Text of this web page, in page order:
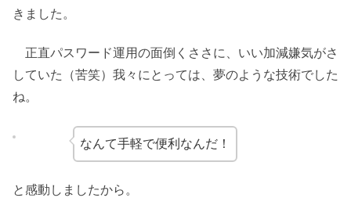
きました。
正直パスワード運用の面倒くささに、いい加減嫌気がさ
していた（苦笑）我々にとっては、夢のような技術でした
ね。
なんて手軽で便利なんだ！
と感動しましたから。